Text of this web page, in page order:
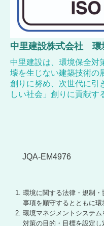
中里建設株式会社
中里建設は、環境保全対
壊を生じない建築技術の
創りに努め、次世代に引
しい社会」創りに貢献す
JQA-EM4976
環境に関する法律・規制
事項を順守するとともに環
環境マネジメントシステ
対策の目的・目標を設定し